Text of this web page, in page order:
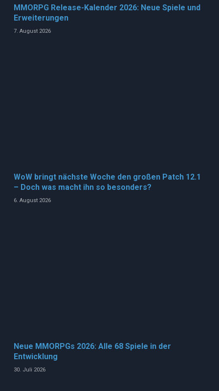
MMORPG Release-Kalender 2026: Neue Spiele und
Erweiterungen
7. August 2026
WoW bringt nächste Woche den großen Patch 12.1
– Doch was macht ihn so besonders?
6. August 2026
Neue MMORPGs 2026: Alle 68 Spiele in der
Entwicklung
30. Juli 2026